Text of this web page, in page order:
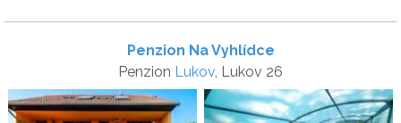
Penzion Na Vyhlídce
Penzion Lukov, Lukov 26